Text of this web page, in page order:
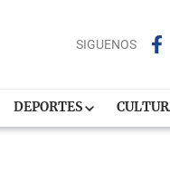
SIGUENOS
DEPORTES